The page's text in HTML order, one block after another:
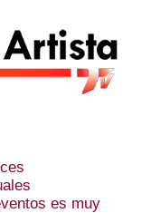
es muy